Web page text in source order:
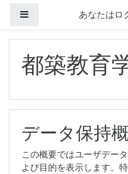
サイドパネルあなたはロ
都築教育
データ保持
この概要ではユーザデー
よび目的を表示します。